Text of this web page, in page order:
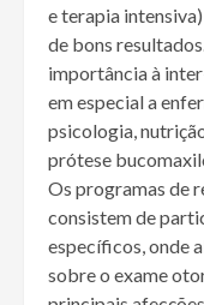
e terapia
de bons
importância à
em especial a
psicologia,
prótese
Os programas de
consistem de
específicos, onde
sobre o exame